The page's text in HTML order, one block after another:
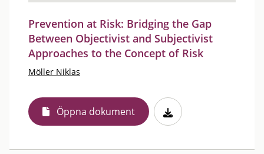
Prevention at Risk: Bridging the Gap
Between Objectivist and Subjectivist
Approaches to the Concept of Risk
Möller Niklas
Öppna dokument